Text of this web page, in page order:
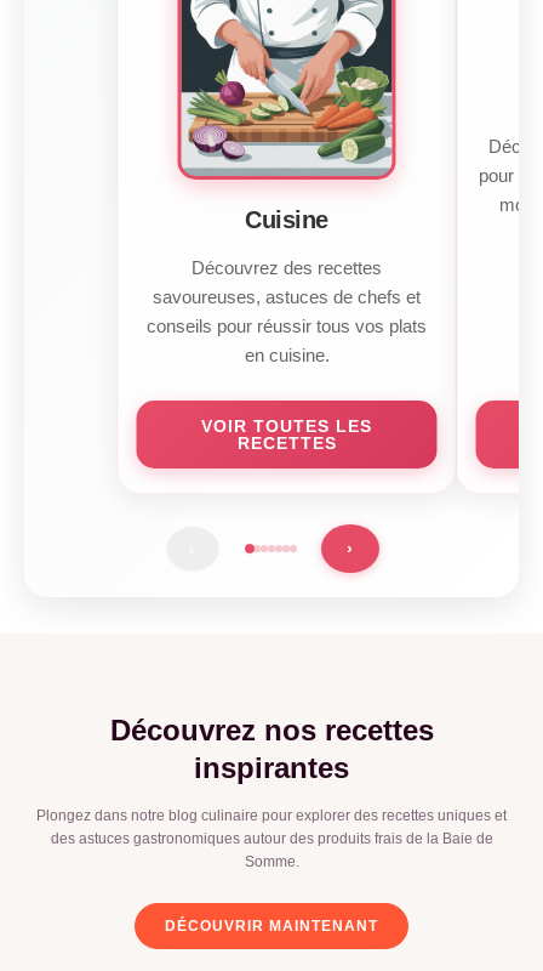
Cuisine
Découvrez des recettes
savoureuses, astuces de chefs et
conseils pour réussir tous vos plats
en cuisine.
VOIR TOUTES LES
RECETTES
pour
›
Découvrez nos recettes
inspirantes
Plongez dans notre blog culinaire pour explorer des recettes uniques et
des astuces gastronomiques autour des produits frais de la Baie de
Somme.
DÉCOUVRIR MAINTENANT